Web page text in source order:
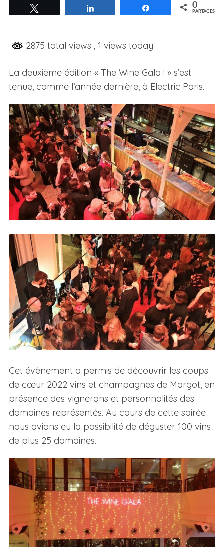
Partagez 0
PARTAGES
2875 total views , 1 views today
La deuxième édition « The Wine Gala ! » s’est
tenue, comme l’année dernière, à Electric Paris.
Cet évènement a permis de découvrir les coups
de cœur 2022 vins et champagnes de Margot, en
présence des vignerons et personnalités des
domaines représentés. Au cours de cette soirée
nous avions eu la possibilité de déguster 100 vins
de plus 25 domaines.